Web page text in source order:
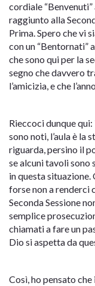
cordiale
raggiunto alla
Prima. Spero che vi
con un
che sono qui per la
segno che davvero
l’amicizia, e che
Rieccoci dunque
sono noti, l’aula è la
riguarda, persino il
se alcuni tavoli sono
in questa situazione.
forse non a renderci
Seconda Sessione
semplice
chiamati a fare un
Dio si aspetta da
Così, ho pensato